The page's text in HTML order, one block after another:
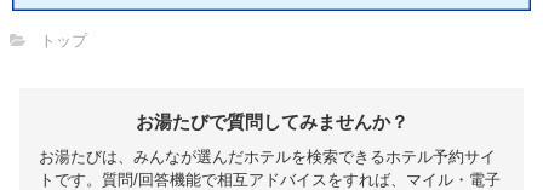
トップ
お湯たびで質問してみませんか？
お湯たびは、みんなが選んだホテルを検索できるホテル予約サイ
トです。質問/回答機能で相互アドバイスをすれば、マイル・電子